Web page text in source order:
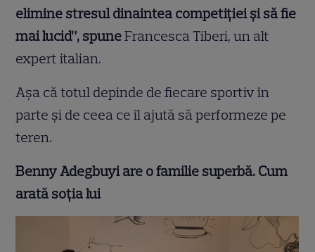
elimine stresul dinaintea competiţiei şi să fie
mai lucid”, spuneFrancesca Tiberi, un alt
expert italian.
Așa că totul depinde de fiecare sportiv în
parte și de ceea ce îl ajută să performeze pe
teren.
Benny Adegbuyi are o familie superbă. Cum
arată soția lui